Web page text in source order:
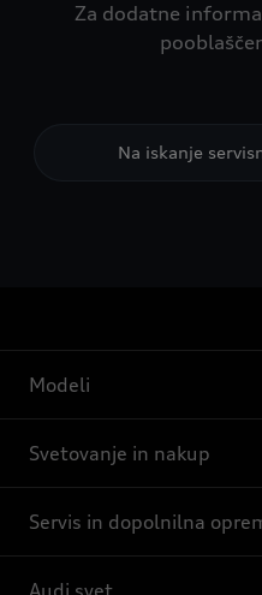
Za dodatne
Na iskanje
Modeli
Svetovanje in nakup
Servis in dopolnilna
Audi svet